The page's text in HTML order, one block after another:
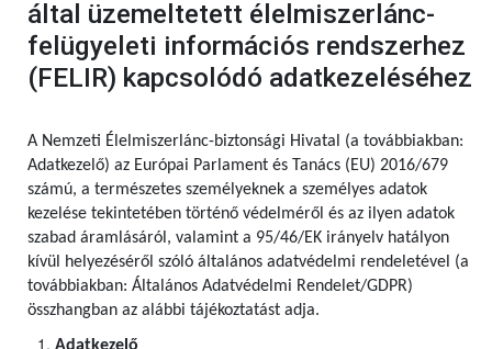
által üzemeltetett élelmiszerlánc-
felügyeleti információs rendszerhez
(FELIR) kapcsolódó adatkezeléséhez
A Nemzeti Élelmiszerlánc-biztonsági Hivatal (a továbbiakban:
Adatkezelő) az Európai Parlament és Tanács (EU) 2016/679
számú, a természetes személyeknek a személyes adatok
kezelése tekintetében történő védelméről és az ilyen adatok
szabad áramlásáról, valamint a 95/46/EK irányelv hatályon
kívül helyezéséről szóló általános adatvédelmi rendeletével (a
továbbiakban: Általános Adatvédelmi Rendelet/GDPR)
összhangban az alábbi tájékoztatást adja.